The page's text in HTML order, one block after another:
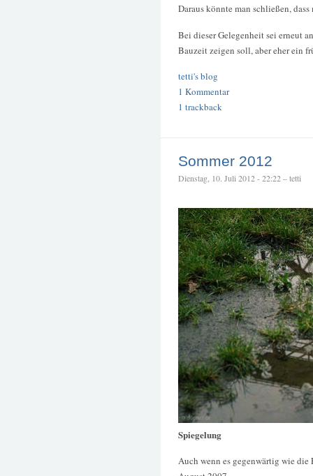
Daraus könnte man schließen,
Bei dieser Gelegenheit sei erneut
Bauzeit zeigen soll, aber eher ein
tetti's blog
1 Kommentar
1 trackback
Sommer 2012
Dienstag, 10. Juli 2012 - 22:22 – tetti
Spiegelung
Auch wenn es gegenwärtig wie die